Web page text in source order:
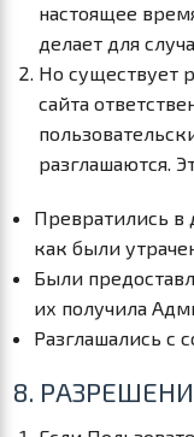
настоящее
делает для
Но существует
сайта
разглашаются.
Превратились в
как были
Были
их получила
Разглашались с
8.